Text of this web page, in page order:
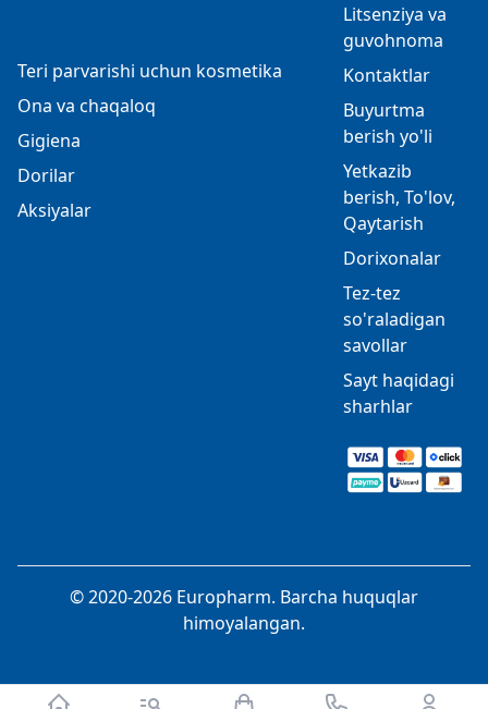
Teri parvarishi uchun kosmetika
Ona va chaqaloq
Gigiena
Dorilar
Aksiyalar
Litsenziya va
guvohnoma
Kontaktlar
Buyurtma
berish yo'li
Yetkazib
berish, To'lov,
Qaytarish
Dorixonalar
Tez-tez
so'raladigan
savollar
Sayt haqidagi
sharhlar
© 2020-2026 Europharm. Barcha huquqlar
himoyalangan.